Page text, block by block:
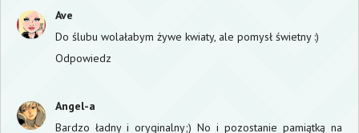
Ave
Do ślubu wolałabym żywe kwiaty, ale pomysł świetny :)
Odpowiedz
Angel-a
Bardzo ładny i oryginalny;) No i pozostanie pamiątką na